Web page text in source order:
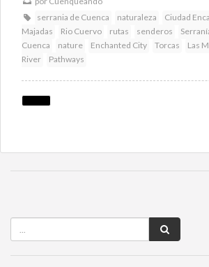
serrania de Cuenca
naturaleza Ciudad
Majadas
Rio Cuervo rutas senderos
Cuenca
nature Enchanted City Torcas Las
River
Pathways